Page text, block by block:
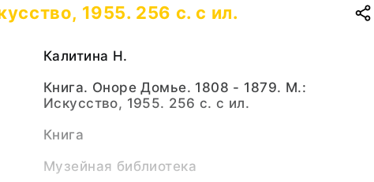
1955. 256 с. с ил.
Калитина Н.
Книга. Оноре Домье. 1808 - 1879. М.:
Искусство, 1955. 256 с. с ил.
Книга
Музейная библиотека